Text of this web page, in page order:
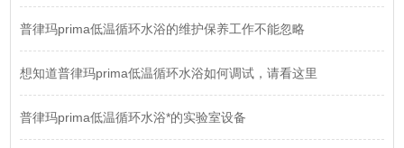
普律玛prima低温循环水浴的维护保养工作不能忽略
想知道普律玛prima低温循环水浴如何调试，请看这里
普律玛prima低温循环水浴*的实验室设备